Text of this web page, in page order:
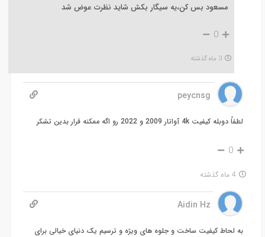
مسعود بس کن،یه سیگار بکش شاید نظرت عوض شد
0
3 ماه گذشته
peycnsg
لطفاً دوبله کیفیت 4k آواتار 2009 و 2022 رو اگه ممکنه قرار بدین تشکر
0
4 ماه گذشته
Aidin Hz
به لحاط کیفیت ساخت و جلوه های ویژه و ترسیم یک دنیای خیالی برای